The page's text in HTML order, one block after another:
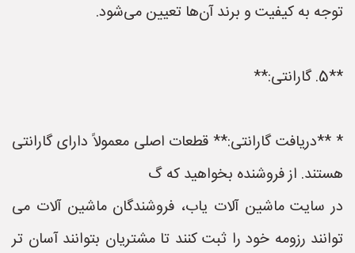
توجه به کیفیت و برند آن‌ها تعیین می‌شود.
**5. گارانتی:**
* **دریافت گارانتی:** قطعات اصلی معمولاً دارای گارانتی
هستند. از فروشنده بخواهید که گ
در سایت ماشین آلات یاب، فروشندگان ماشین آلات می
توانند رزومه خود را ثبت کنند تا مشتریان بتوانند آسان تر